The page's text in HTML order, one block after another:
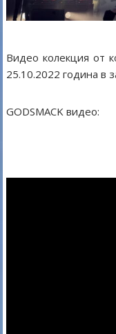
Видео колекция от
25.10.2022 година в
GODSMACK видео: